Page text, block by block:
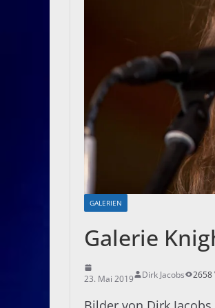
GALERIEN
Galerie
23. Mai 2019 Dirk Jacobs 2658